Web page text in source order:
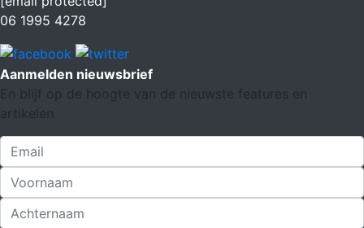
06 1995 4278
Aanmelden nieuwsbrief
En blijf op de hoogte van de nieuwste features en
artikelen